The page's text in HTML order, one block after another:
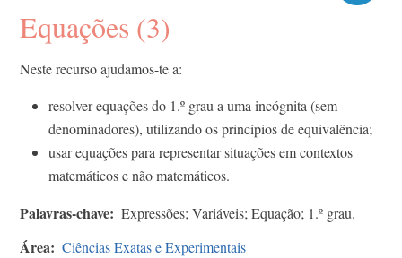
Equações (3)
Neste recurso ajudamos-te a:
resolver equações do 1.º grau a uma incógnita (sem
denominadores), utilizando os princípios de equivalência;
usar equações para representar situações em contextos
matemáticos e não matemáticos.
Palavras-chave Expressões; Variáveis; Equação; 1.º grau.
Área Ciências Exatas e Experimentais